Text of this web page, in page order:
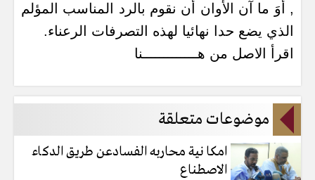
, أوَ ما آن الأوان أن نقوم بالرد المناسب المؤلم
الذي يضع حدا نهائيا لهذه التصرفات الرعناء.
اقرأ الاصل من هـــــــــــــنا
موضوعات متعلقة
امكا نية محاربه الفسادعن طريق الدكاء
الاصطناع